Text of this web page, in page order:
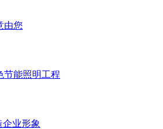
由您
节能照明工程
企业形象